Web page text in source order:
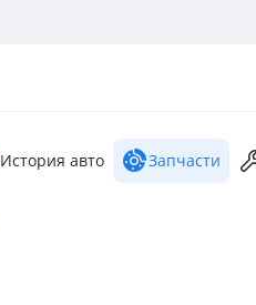
История авто Запчасти